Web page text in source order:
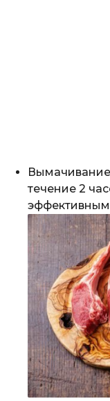
течение 2